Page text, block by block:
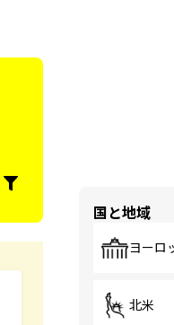
国と地域
ヨーロ
北米